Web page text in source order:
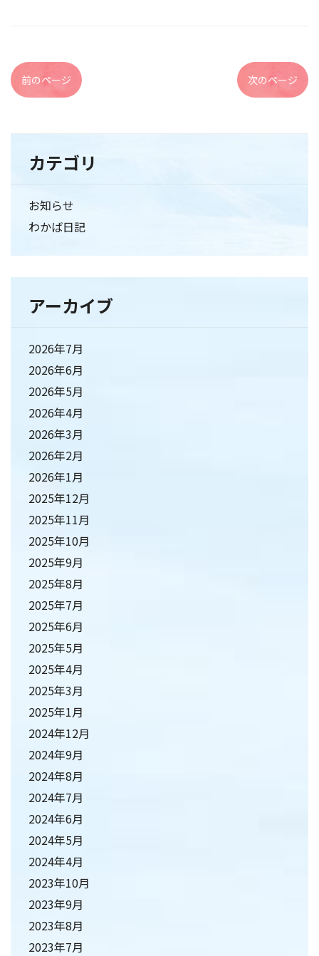
前のページ 次のページ
カテゴリ
お知らせ
わかば日記
アーカイブ
2026年7月
2026年6月
2026年5月
2026年4月
2026年3月
2026年2月
2026年1月
2025年12月
2025年11月
2025年10月
2025年9月
2025年8月
2025年7月
2025年6月
2025年5月
2025年4月
2025年3月
2025年1月
2024年12月
2024年9月
2024年8月
2024年7月
2024年6月
2024年5月
2024年4月
2023年10月
2023年9月
2023年8月
2023年7月